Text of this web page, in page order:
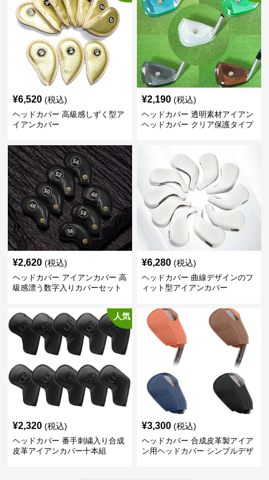
¥6,520 (税込)
ヘッドカバー 高級感しずく型ア
イアンカバー
¥2,190 (税込)
ヘッドカバー 透明素材アイアン
ヘッドカバー クリア保護タイプ
¥2,620 (税込)
ヘッドカバー アイアンカバー 高
級感漂う数字入りカバーセット
¥6,280 (税込)
ヘッドカバー 曲線デザインのフ
ィット型アイアンカバー
人気
¥2,320 (税込)
ヘッドカバー 番手刺繍入り合成
皮革アイアンカバー十本組
¥3,300 (税込)
ヘッドカバー 合成皮革製アイア
ン用ヘッドカバー シンプルデザ